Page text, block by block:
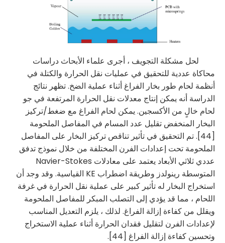
لحل مشكلة التجويف ، أجرى علماء الأبحاث دراسات
محاكاة عددية للتحقيق في عمليات نقل الحرارة والكتلة في
أنظمة لحام طور بخار الفراغ أثناء عملية الضخ. تظهر نتائج
الدراسة أنه يمكن إنتاج معدلات نقل الحرارة المرتفعة في جو
لحام خالٍ من الأكسجين. يمكن لحام الفراغ مع ضغط/تركيز
البخار المنخفض تقليل عدد المسام في المفاصل الملحومة
[44]. تم التحقيق في تأثير تناقص تركيز البخار على المفاصل
الملحومة تحت إعدادات الفرن المختلفة من خلال نموذج تدفق
عددي ثلاثي الأبعاد يعتمد على معادلات Navier-Stokes
المتوسطة رينولدز وطريقة اضطراب KE القياسية. وقد وجد أن
استخراج البخار له تأثير كبير على عملية نقل الحرارة في غرفة
اللحام ، مما قد يؤدي إلى التصلب المبكر للمفاصل الملحومة
ويقلل من كفاءة إزالة الفراغ. لذلك ، يلزم التعديل المناسب
لإعدادات الفرن لتقليل فقدان الحرارة أثناء عملية الاستخراج
وتحسين كفاءة إزالة الفراغ [44].